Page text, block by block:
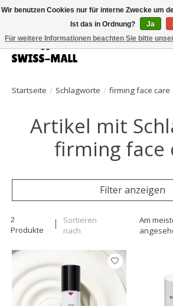
Kostenloser Versand ab CHF 250 – pünktlich und
Startseite / Schlagworte / firming face care
Artikel mit
firming face
Filter anzeigen
2
Produkte
Sortieren
nach
Am
Wir benutzen Cookies nur für interne Zwecke um
Ist das in Ordnung?
Ja
Für weitere Informationen beachten Sie bitte